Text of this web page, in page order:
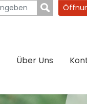
Über Uns